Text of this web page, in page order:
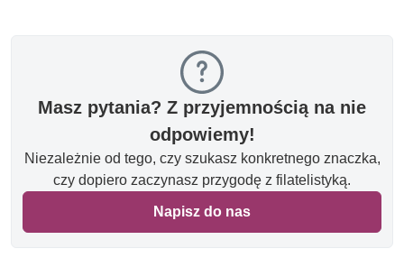
Masz pytania? Z przyjemnością na nie
odpowiemy!
Niezależnie od tego, czy szukasz konkretnego znaczka,
czy dopiero zaczynasz przygodę z filatelistyką.
Napisz do nas